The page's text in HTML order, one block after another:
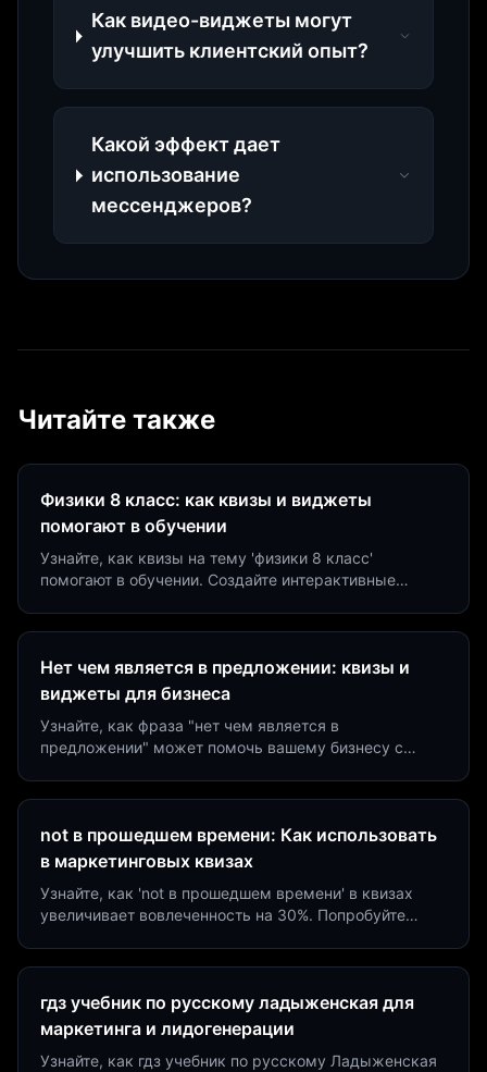
Как видео-виджеты могут
улучшить клиентский опыт?
Какой эффект дает
использование
мессенджеров?
Читайте также
Физики 8 класс: как квизы и виджеты
помогают в обучении
Узнайте, как квизы на тему 'физики 8 класс'
помогают в обучении. Создайте интерактивные
Нет чем является в предложении: квизы и
виджеты для бизнеса
Узнайте, как фраза "нет чем является в
предложении" может помочь вашему бизнесу с
not в прошедшем времени: Как использовать
в маркетинговых квизах
Узнайте, как 'not в прошедшем времени' в квизах
увеличивает вовлеченность на 30%. Попробуйте
гдз учебник по русскому ладыженская для
маркетинга и лидогенерации
Узнайте, как гдз учебник по русскому Ладыженская